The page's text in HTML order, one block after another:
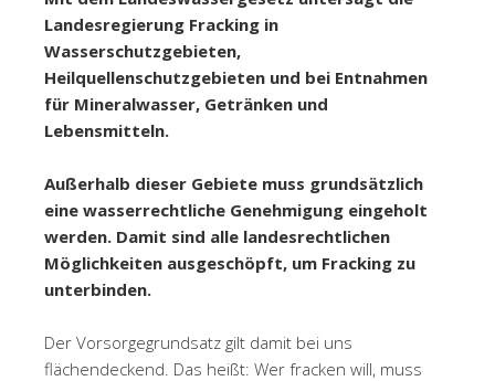
Landesregierung Fracking in
Wasserschutzgebieten,
Heilquellenschutzgebieten und bei Entnahmen
für Mineralwasser, Getränken und
Lebensmitteln.
Außerhalb dieser Gebiete muss grundsätzlich
eine wasserrechtliche Genehmigung eingeholt
werden. Damit sind alle landesrechtlichen
Möglichkeiten ausgeschöpft, um Fracking zu
unterbinden.
Der Vorsorgegrundsatz gilt damit bei uns
flächendeckend. Das heißt: Wer fracken will, muss